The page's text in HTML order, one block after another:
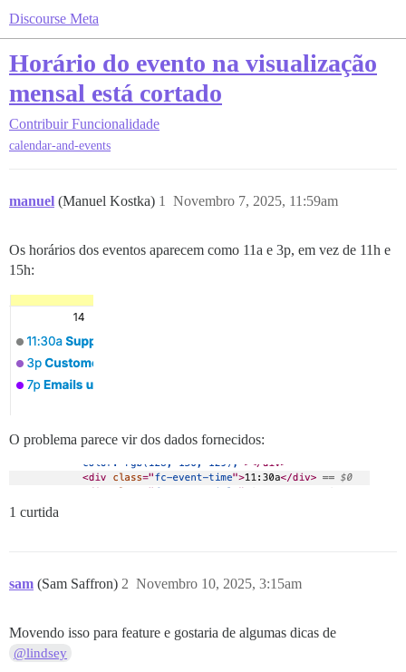
Discourse Meta
Horário do evento na visualização
mensal está cortado
Contribuir Funcionalidade
calendar-and-events
manuel (Manuel Kostka) Novembro 7, 2025, 11:59am
1
Os horários dos eventos aparecem como 11a e 3p, em vez de 11h e
15h:
O problema parece vir dos dados fornecidos:
1 curtida
sam (Sam Saffron) Novembro 10, 2025, 3:15am
2
Movendo isso para feature e gostaria de algumas dicas de
@lindsey